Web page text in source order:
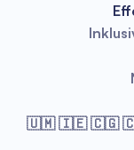
🇺🇲 🇮🇪 🇨🇬